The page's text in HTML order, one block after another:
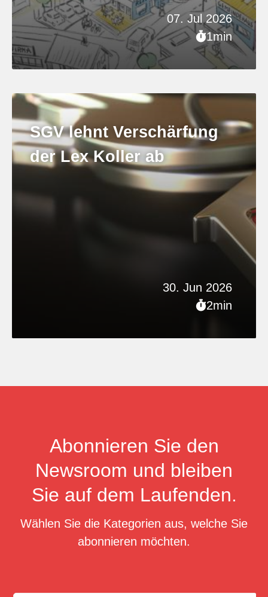
07. Jul 2026
1min
30. Jun 2026
2min
SGV lehnt Verschärfung
der Lex Koller ab
Abonnieren Sie den
Newsroom und bleiben
Sie auf dem Laufenden.
Wählen Sie die Kategorien aus, welche Sie
abonnieren möchten.